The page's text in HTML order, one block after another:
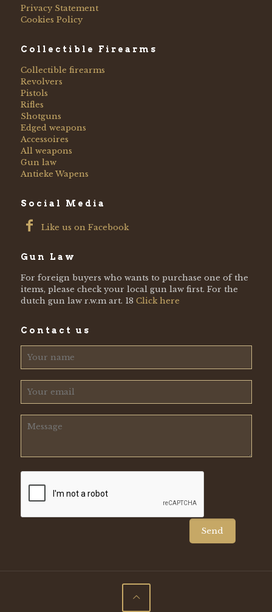
Privacy Statement
Cookies Policy
Collectible Firearms
Collectible firearms
Revolvers
Pistols
Rifles
Shotguns
Edged weapons
Accessoires
All weapons
Gun law
Antieke Wapens
Social Media
Like us on Facebook
Gun Law
For foreign buyers who wants to purchase one of the
items, please check your local gun law first. For the
dutch gun law r.w.m art. 18 Click here
Contact us